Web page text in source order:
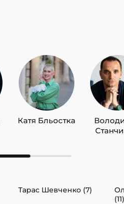
Катя Бльостка
Тарас Шевченко (7)
(11)